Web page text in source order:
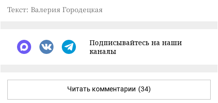
Текст: Валерия Городецкая
Подписывайтесь на наши
каналы
Читать комментарии (34)